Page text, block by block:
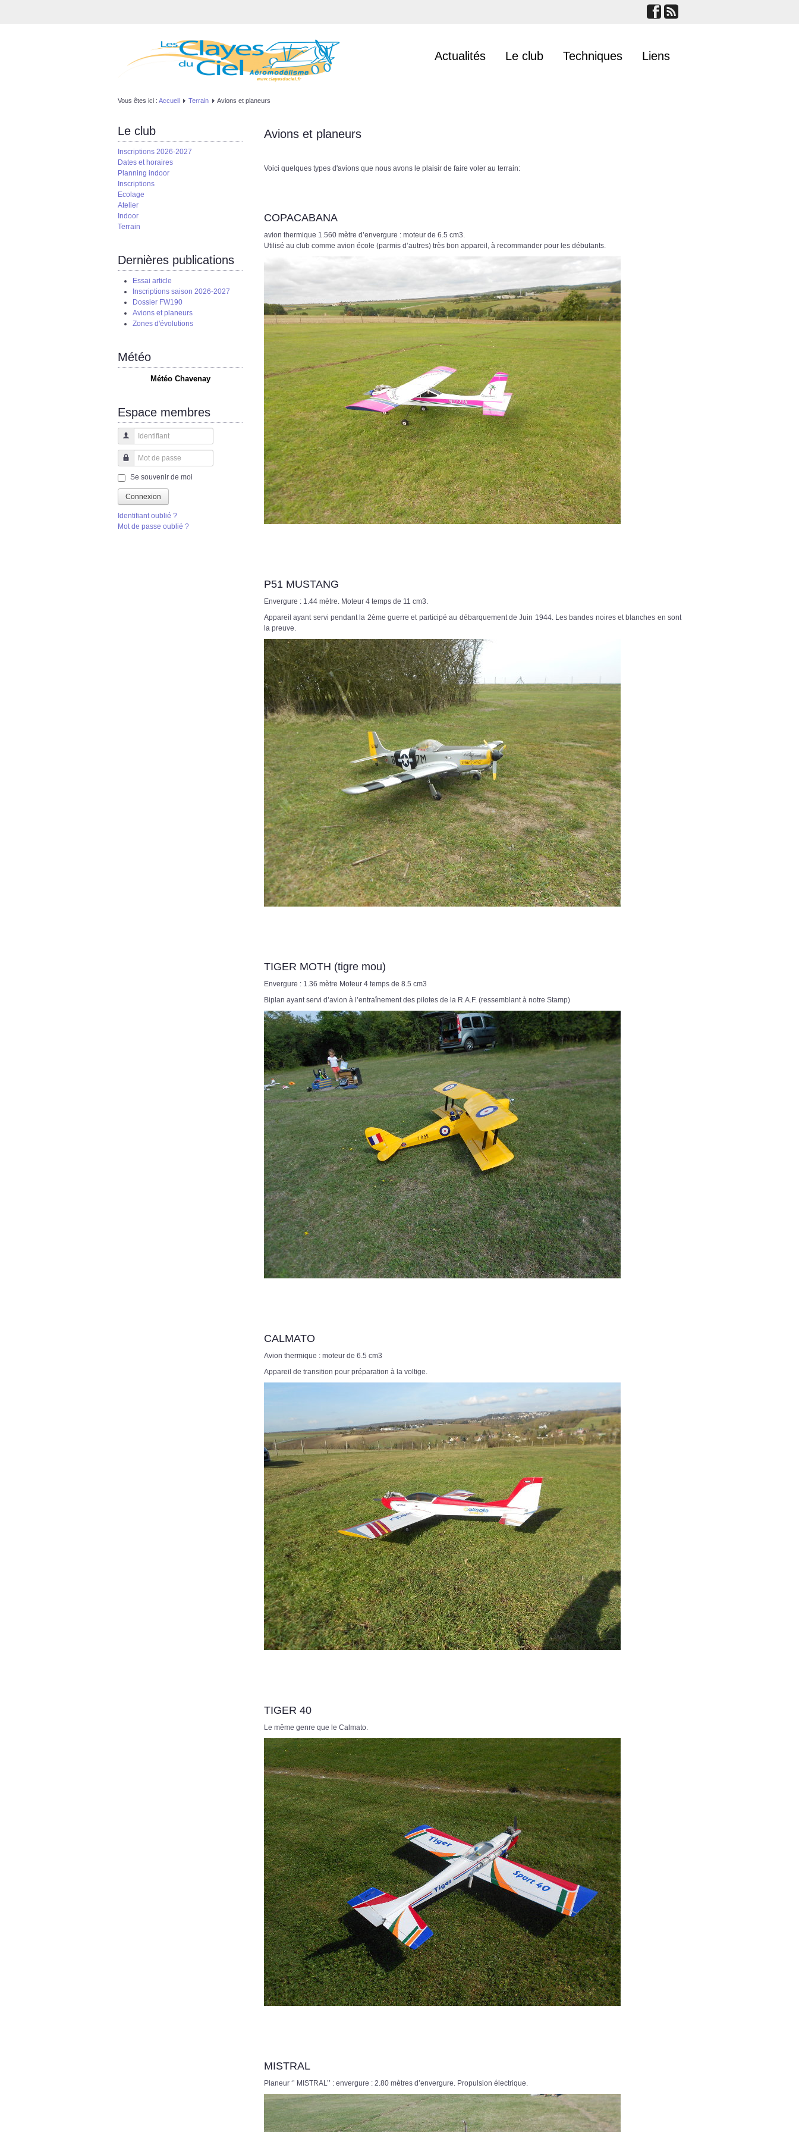
Actualités Le club Techniques Liens
Vous êtes ici : Accueil Terrain Avions et planeurs
Le club
Inscriptions 2026-2027
Dates et horaires
Planning indoor
Inscriptions
Ecolage
Atelier
Indoor
Terrain
Dernières publications
Essai article
Inscriptions saison 2026-2027
Dossier FW190
Avions et planeurs
Zones d'évolutions
Météo
Météo Chavenay
Espace membres
Identifiant
Mot de passe
Se souvenir de moi
Connexion
Identifiant oublié ?
Mot de passe oublié ?
Avions et planeurs
Voici quelques types d'avions que nous avons le plaisir de faire voler au terrain:
COPACABANA
avion thermique 1.560 mètre d’envergure : moteur de 6.5 cm3.
Utilisé au club comme avion école (parmis d’autres) très bon appareil, à recommander pour les débutants.
P51 MUSTANG
Envergure : 1.44 mètre. Moteur 4 temps de 11 cm3.
Appareil ayant servi pendant la 2ème guerre et participé au débarquement de Juin 1944. Les bandes noires et blanches en sont
la preuve.
TIGER MOTH (tigre mou)
Envergure : 1.36 mètre Moteur 4 temps de 8.5 cm3
Biplan ayant servi d’avion à l’entraînement des pilotes de la R.A.F. (ressemblant à notre Stamp)
CALMATO
Avion thermique : moteur de 6.5 cm3
Appareil de transition pour préparation à la voltige.
TIGER 40
Le même genre que le Calmato.
MISTRAL
Planeur ‘’ MISTRAL’’ : envergure : 2.80 mètres d’envergure. Propulsion électrique.